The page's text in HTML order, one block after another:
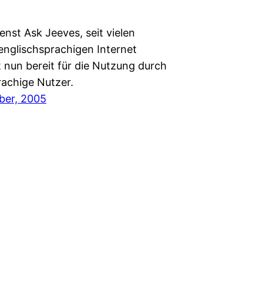
Ask Jeeves, seit vielen
Internet
nun bereit für die Nutzung durch
Nutzer.
2005